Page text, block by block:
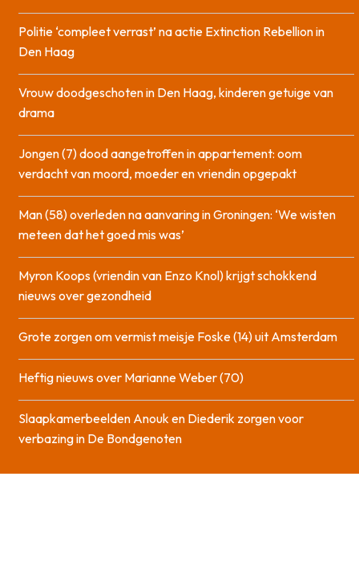
Politie ‘compleet verrast’ na actie Extinction Rebellion in
Den Haag
Vrouw doodgeschoten in Den Haag, kinderen getuige van
drama
Jongen (7) dood aangetroffen in appartement: oom
verdacht van moord, moeder en vriendin opgepakt
Man (58) overleden na aanvaring in Groningen: ‘We wisten
meteen dat het goed mis was’
Myron Koops (vriendin van Enzo Knol) krijgt schokkend
nieuws over gezondheid
Grote zorgen om vermist meisje Foske (14) uit Amsterdam
Heftig nieuws over Marianne Weber (70)
Slaapkamerbeelden Anouk en Diederik zorgen voor
verbazing in De Bondgenoten